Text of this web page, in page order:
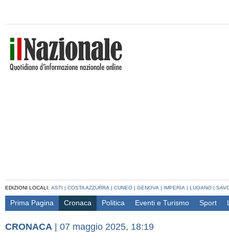
EDIZIONI LOCALI: ASTI | COSTA AZZURRA | CUNEO | GENOVA | IMPERIA | LUGANO |
Prima Pagina Cronaca Politica Eventi e Turismo Sport
CRONACA | 07 maggio 2025, 18:19